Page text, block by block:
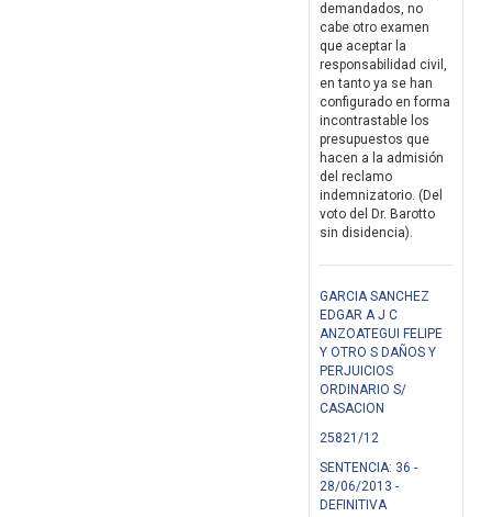
demandados, no
cabe otro examen
que aceptar la
responsabilidad civil,
en tanto ya se han
configurado en forma
incontrastable los
presupuestos que
hacen a la admisión
del reclamo
indemnizatorio. (Del
voto del Dr. Barotto
sin disidencia).
GARCIA SANCHEZ
EDGAR A J C
ANZOATEGUI FELIPE
Y OTRO S DAÑOS Y
PERJUICIOS
ORDINARIO S/
CASACION
25821/12
SENTENCIA: 36 -
28/06/2013 -
DEFINITIVA